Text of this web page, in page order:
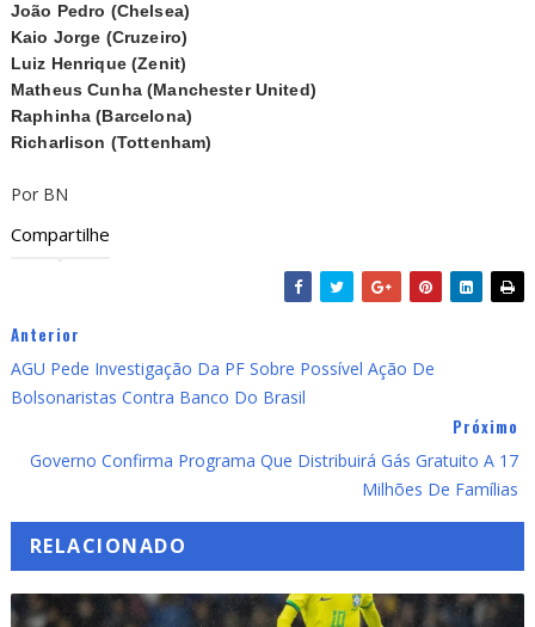
João Pedro (Chelsea)
Kaio Jorge (Cruzeiro)
Luiz Henrique (Zenit)
Matheus Cunha (Manchester United)
Raphinha (Barcelona)
Richarlison (Tottenham)
Por BN
Compartilhe
Anterior
AGU Pede Investigação Da PF Sobre Possível Ação De
Bolsonaristas Contra Banco Do Brasil
Próximo
Governo Confirma Programa Que Distribuirá Gás Gratuito A 17
Milhões De Famílias
RELACIONADO